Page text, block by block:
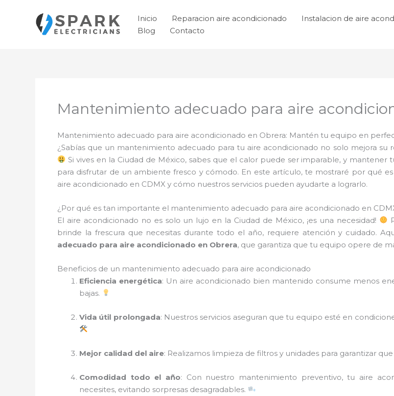
contenido
Inicio Reparacion aire acondicionado Instalacion de aire
Blog
Contacto
Mantenimiento adecuado para aire
Mantenimiento adecuado para aire acondicionado en Obrera: Mantén tu equipo en
¿Sabías que un mantenimiento adecuado para tu aire acondicionado no solo mejora
Si vives en la Ciudad de México, sabes que el calor puede ser imparable, y
para disfrutar de un ambiente fresco y cómodo. En este artículo, te mostraré por qué
aire acondicionado en CDMX y cómo nuestros servicios pueden ayudarte a lograrlo.
¿Por qué es tan importante el mantenimiento adecuado para aire acondicionado en
El aire acondicionado no es solo un lujo en la Ciudad de México, ¡es una necesidad!
brinde la frescura que necesitas durante todo el año, requiere atención y cuidado.
adecuado para aire acondicionado en Obrera, que garantiza que tu equipo opere de
Beneficios de un mantenimiento adecuado para aire acondicionado
Eficiencia energética: Un aire acondicionado bien mantenido consume menos
bajas.
Vida útil prolongada: Nuestros servicios aseguran que tu equipo esté en
Mejor calidad del aire: Realizamos limpieza de filtros y unidades para garantizar
Comodidad todo el año: Con nuestro mantenimiento preventivo, tu aire
necesites, evitando sorpresas desagradables.